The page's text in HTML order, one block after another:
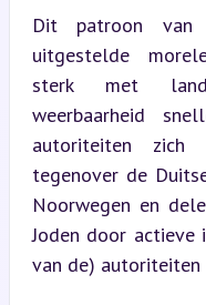
Dit patroon van
uitgestelde
sterk met
weerbaarheid
autoriteiten zich
tegenover de
Noorwegen en
Joden door actieve
van de) autoriteiten